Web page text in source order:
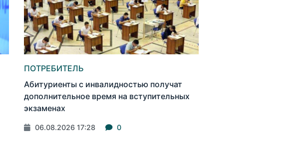
ПОТРЕБИТЕЛЬ
Абитуриенты с инвалидностью получат
дополнительное время на вступительных
экзаменах
06.08.2026 17:28 0